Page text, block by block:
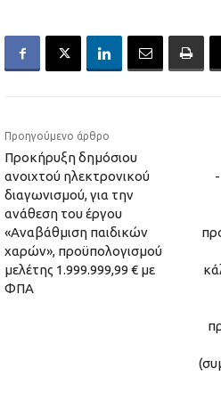
Προηγούμενο άρθρο
Προκήρυξη δημόσιου
ανοιχτού ηλεκτρονικού
διαγωνισμού, για την
ανάθεση του έργου
«Αναβάθμιση παιδικών
χαρών», προϋπολογισμού
μελέτης 1.999.999,99 € με
ΦΠΑ